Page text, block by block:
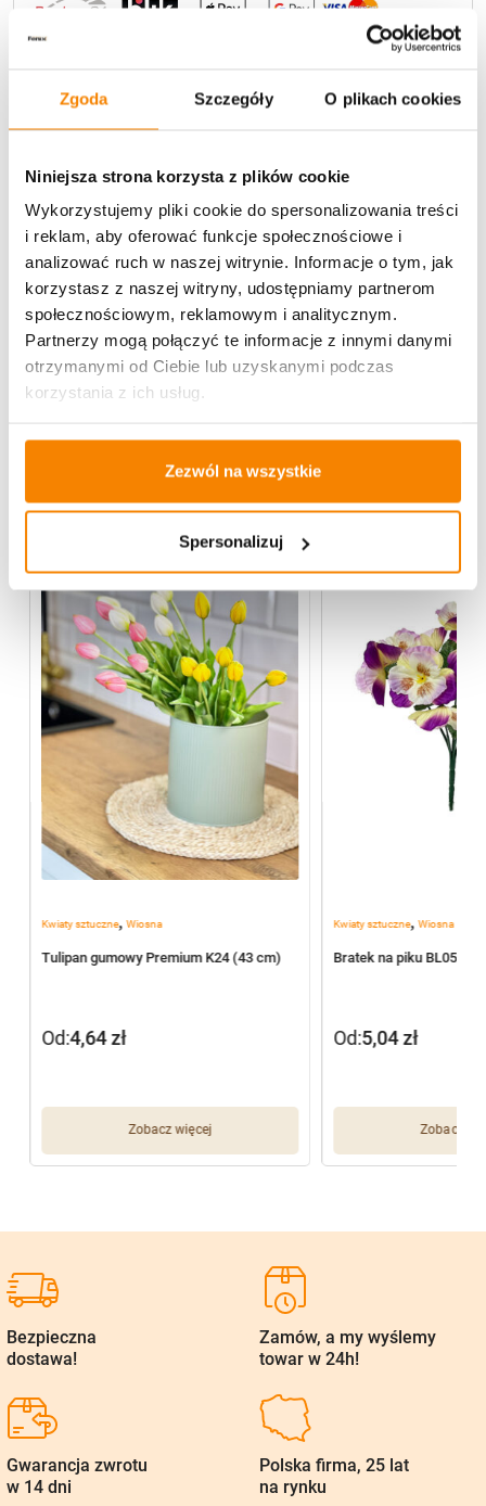
Zgoda Szczegóły O plikach cookies
Niniejsza strona korzysta z plików cookie
Wykorzystujemy pliki cookie do spersonalizowania treści
i reklam, aby oferować funkcje społecznościowe i
analizować ruch w naszej witrynie. Informacje o tym, jak
korzystasz z naszej witryny, udostępniamy partnerom
społecznościowym, reklamowym i analitycznym.
Partnerzy mogą połączyć te informacje z innymi danymi
otrzymanymi od Ciebie lub uzyskanymi podczas
korzystania z ich usług.
Zezwól na wszystkie
Spersonalizuj
hurtowniiPrzejdź do hurtowni B2B
Opis produktu
Specyfikacja
Opinie klientów
Więcej z kategorii Kwiaty sztuczne
Kwiaty sztuczne, Wiosna
Tulipan gumowy Premium K24 (43 cm)
Zobacz więcej
Od:4,64zł
Kwiaty sztuczne,Wiosna
Bratek na piku BL055/
Zobacz
Od:5,04zł
Bezpieczna
dostawa!
Zamów, a my wyślemy
towar w 24h!
Gwarancja zwrotu
w 14 dni
Polska firma, 25 lat
na rynku